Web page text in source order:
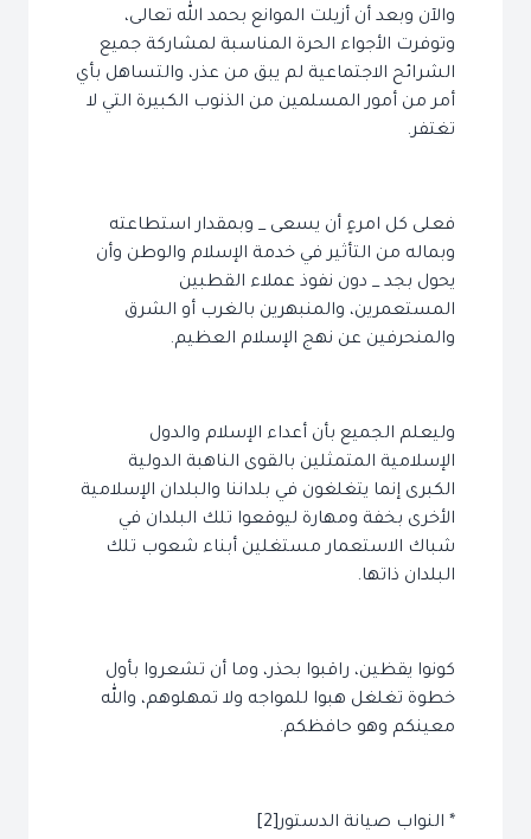
والآن وبعد أن أزيلت الموانع بحمد الله تعالى،
وتوفرت الأجواء الحرة المناسبة لمشاركة جميع
الشرائح الاجتماعية لم يبق من عذر، والتساهل بأي
أمر من أمور المسلمين من الذنوب الكبيرة التي لا
تغتفر.
فعلى كل امرءٍ أن يسعى _ وبمقدار استطاعته
وبماله من التأثير في خدمة الإسلام والوطن وأن
يحول بجد _ دون نفوذ عملاء القطبين
المستعمرين، والمنبهرين بالغرب أو الشرق
والمنحرفين عن نهج الإسلام العظيم.
وليعلم الجميع بأن أعداء الإسلام والدول
الإسلامية المتمثلين بالقوى الناهبة الدولية
الكبرى إنما يتغلغون في بلداننا والبلدان الإسلامية
الأخرى بخفة ومهارة ليوقعوا تلك البلدان في
شباك الاستعمار مستغلين أبناء شعوب تلك
البلدان ذاتها.
كونوا يقظين، راقبوا بحذر، وما أن تشعروا بأول
خطوة تغلغل هبوا للمواجه ولا تمهلوهم، والله
معينكم وهو حافظكم.
* النواب صيانة الدستور[2]